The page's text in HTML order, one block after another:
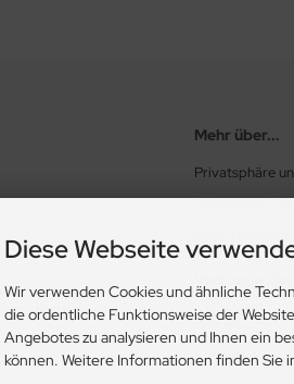
Mehr über...
Privatsphäre
Allgemeine
Widerrufsrecht
Impressum
Kontakt
Diese Webseite
Wir verwenden Cookies und ähnliche
die ordentliche Funktionsweise der
Angebotes zu analysieren und Ihnen ein
können. Weitere Informationen finden Sie